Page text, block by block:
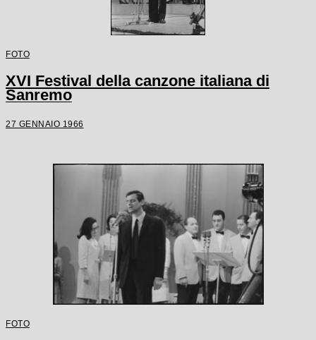
FOTO
XVI Festival della canzone italiana di
Sanremo
27 GENNAIO 1966
FOTO